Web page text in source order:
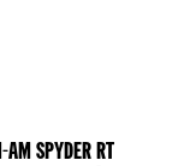
AM SPYDER RT